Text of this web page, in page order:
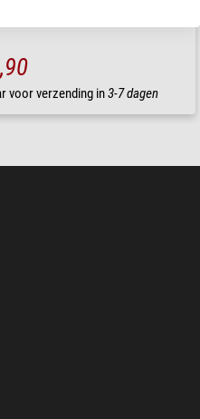
voor verzending in3-7 dagen